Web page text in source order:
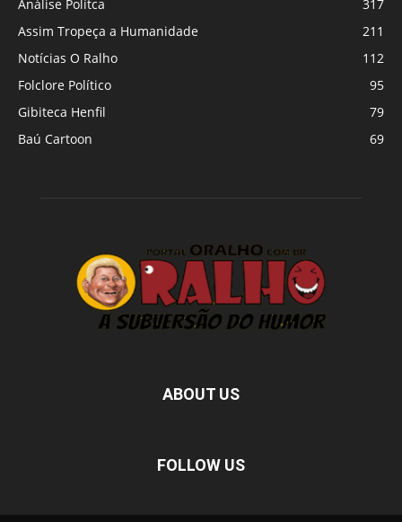
Análise Polítca
317
Assim Tropeça a Humanidade
211
Notícias O Ralho
112
Folclore Político
95
Gibiteca Henfil
79
Baú Cartoon
69
ABOUT US
FOLLOW US